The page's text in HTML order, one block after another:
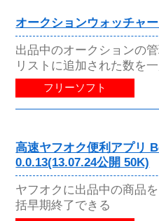
オークションウォッチャ
出品中のオークションの
リストに追加された数を
フリーソフト
高速ヤフオク便利アプリ
0.0.13(13.07.24公開 50K)
ヤフオクに出品中の商品
括早期終了できる